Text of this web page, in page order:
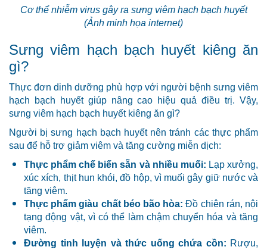
Cơ thể nhiễm virus gây ra sưng viêm hạch bạch huyết
(Ảnh minh họa internet)
Sưng viêm hạch bạch huyết kiêng ăn
gì?
Thực đơn dinh dưỡng phù hợp với người bệnh sưng viêm
hạch bạch huyết giúp nâng cao hiệu quả điều trị. Vậy,
sưng viêm hạch bạch huyết kiêng ăn gì?
Người bị sưng hạch bạch huyết nên tránh các thực phẩm
sau để hỗ trợ giảm viêm và tăng cường miễn dịch:
Thực phẩm chế biến sẵn và nhiều muối: Lạp xưởng,
xúc xích, thịt hun khói, đồ hộp, vì muối gây giữ nước và
tăng viêm.
Thực phẩm giàu chất béo bão hòa: Đồ chiên rán, nội
tạng động vật, vì có thể làm chậm chuyển hóa và tăng
viêm.
Đường tinh luyện và thức uống chứa cồn: Rượu,